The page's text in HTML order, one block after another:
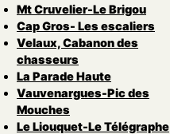
Mt Cruvelier-Le Brigou
Cap Gros- Les escaliers
Velaux, Cabanon des
chasseurs
La Parade Haute
Vauvenargues-Pic des
Mouches
Le Liouquet-Le Télégraphe